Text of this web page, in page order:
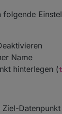
folgende
Name
hinterlegen (
Ziel-Datenpunkt